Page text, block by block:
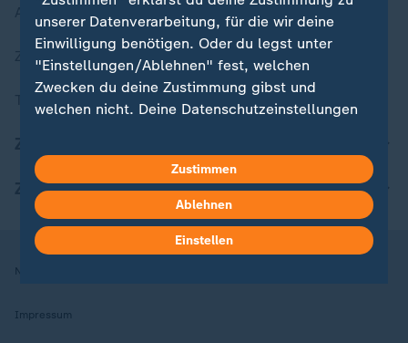
Aktuelle Sendungs-Videos
ZDFheute Stories
Themen im Überblick
ZDFheute Apps
Nutzungsbedingungen
Impressum
unserer Datenverarbeitung, für die wir deine
Einwilligung benötigen. Oder du legst unter
"Einstellungen/Ablehnen" fest, welchen
Zwecken du deine Zustimmung gibst und
welchen nicht. Deine Datenschutzeinstellungen
in deinen Einstellungen widerrufen oder ändern.
Hier findest du das Impressum.
Weitere Informationen findest du in unserer
Datenschutzerklärung.
Zustimmen
Ablehnen
Einstellen